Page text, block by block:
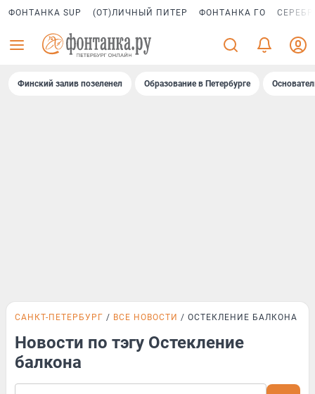
ФОНТАНКА SUP (ОТ)ЛИЧНЫЙ ПИТЕР ФОНТАНКА ГО
Финский залив позеленел Образование в Петербурге
САНКТ-ПЕТЕРБУРГ ВСЕ НОВОСТИ ОСТЕКЛЕНИЕ БАЛКОНА
Новости по тэгу Остекление
балкона